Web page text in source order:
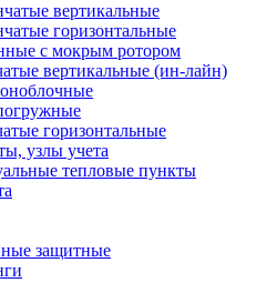
вертикальные
горизонтальные
с мокрым ротором
вертикальные (ин-лайн)
горизонтальные
узлы учета
тепловые пункты
защитные